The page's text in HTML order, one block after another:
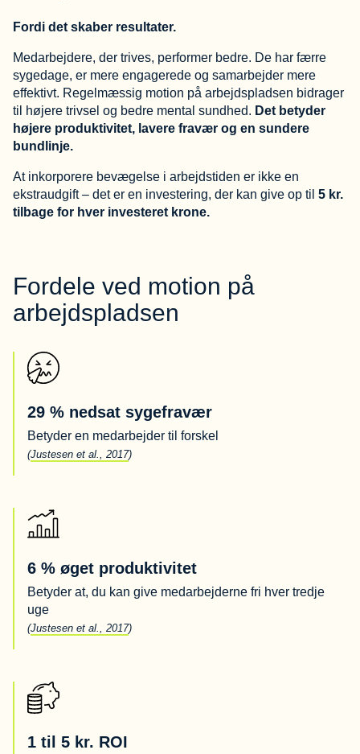
Fordi det skaber resultater.
Medarbejdere, der trives, performer bedre. De har færre
sygedage, er mere engagerede og samarbejder mere
effektivt. Regelmæssig motion på arbejdspladsen bidrager
til højere trivsel og bedre mental sundhed. Det betyder
højere produktivitet, lavere fravær og en sundere
bundlinje.
At inkorporere bevægelse i arbejdstiden er ikke en
ekstraudgift – det er en investering, der kan give op til 5 kr.
tilbage for hver investeret krone.
Fordele ved motion på
arbejdspladsen
29 % nedsat sygefravær
Betyder en medarbejder til forskel
(Justesen et al., 2017)
6 % øget produktivitet
Betyder at, du kan give medarbejderne fri hver tredje
uge
(Justesen et al., 2017)
1 til 5 kr. ROI